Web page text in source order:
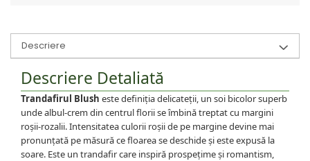
Descriere
Descriere Detaliată
Trandafirul Blush este definiția delicateții, un soi bicolor superb
unde albul-crem din centrul florii se îmbină treptat cu margini
roșii-rozalii. Intensitatea culorii roșii de pe margine devine mai
pronunțată pe măsură ce floarea se deschide și este expusă la
soare. Este un trandafir care inspiră prospețime și romantism,